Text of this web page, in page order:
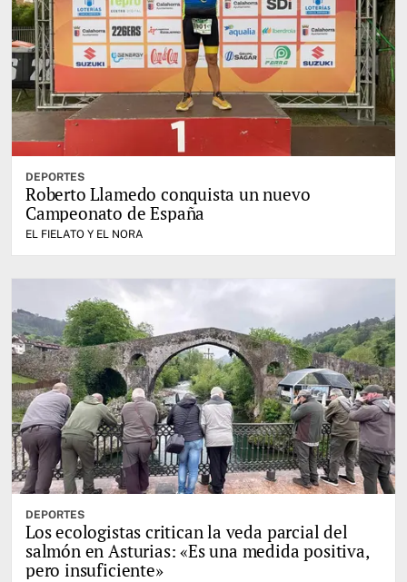
DEPORTES
Roberto Llamedo conquista un nuevo
Campeonato de España
EL FIELATO Y EL NORA
DEPORTES
Los ecologistas critican la veda parcial del
salmón en Asturias: «Es una medida positiva,
pero insuficiente»